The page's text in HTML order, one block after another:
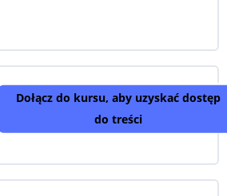
Dołącz do kursu, aby uzyskać dostęp
do treści